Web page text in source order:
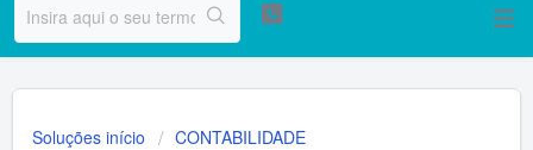
Soluções início CONTABILIDADE